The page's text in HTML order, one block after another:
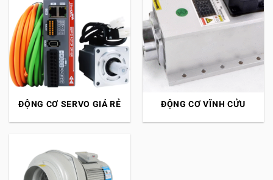
ĐỘNG CƠ SERVO GIÁ RẺ ĐỘNG CƠ VĨNH CỬU